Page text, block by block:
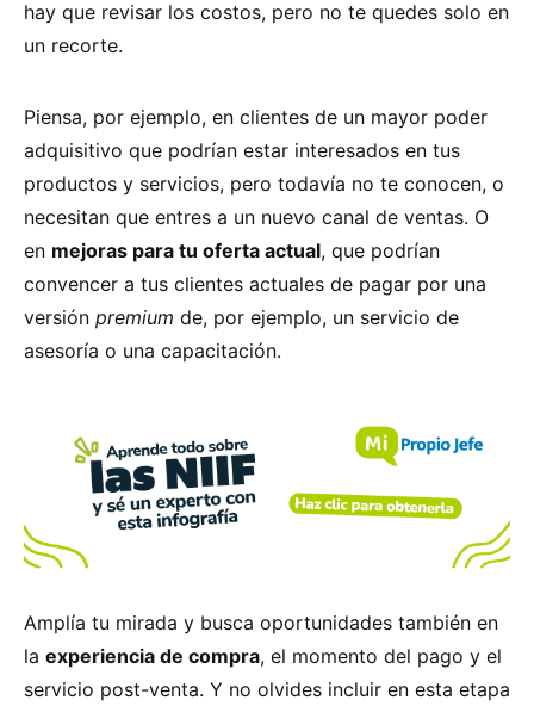
hay que revisar los costos, pero no te quedes solo en
un recorte.
Piensa, por ejemplo, en clientes de un mayor poder
adquisitivo que podrían estar interesados en tus
productos y servicios, pero todavía no te conocen, o
necesitan que entres a un nuevo canal de ventas. O
en mejoras para tu oferta actual, que podrían
convencer a tus clientes actuales de pagar por una
versión premium de, por ejemplo, un servicio de
asesoría o una capacitación.
Amplía tu mirada y busca oportunidades también en
la experiencia de compra, el momento del pago y el
servicio post-venta. Y no olvides incluir en esta etapa